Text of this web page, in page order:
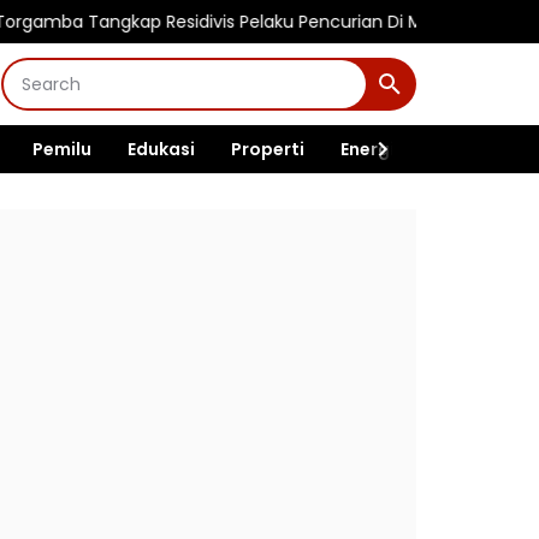
Residivis Pelaku Pencurian Di Madina Mart Sumberjo,
Pemilu Edukasi Properti Energi